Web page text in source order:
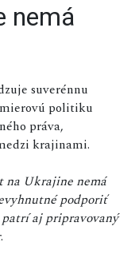
nemá
suverénnu
politiku
práva,
krajinami.
na Ukrajine nemá
podporiť
aj pripravovaný